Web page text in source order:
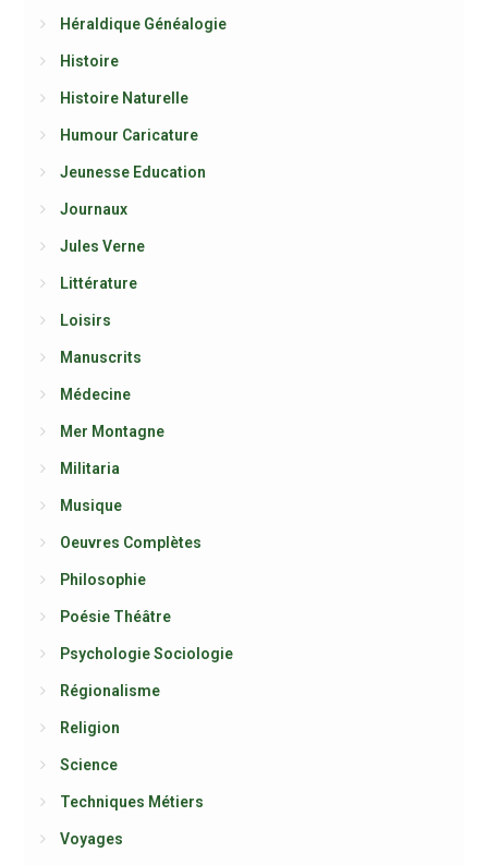
Héraldique Généalogie
Histoire
Histoire Naturelle
Humour Caricature
Jeunesse Education
Journaux
Jules Verne
Littérature
Loisirs
Manuscrits
Médecine
Mer Montagne
Militaria
Musique
Oeuvres Complètes
Philosophie
Poésie Théâtre
Psychologie Sociologie
Régionalisme
Religion
Science
Techniques Métiers
Voyages